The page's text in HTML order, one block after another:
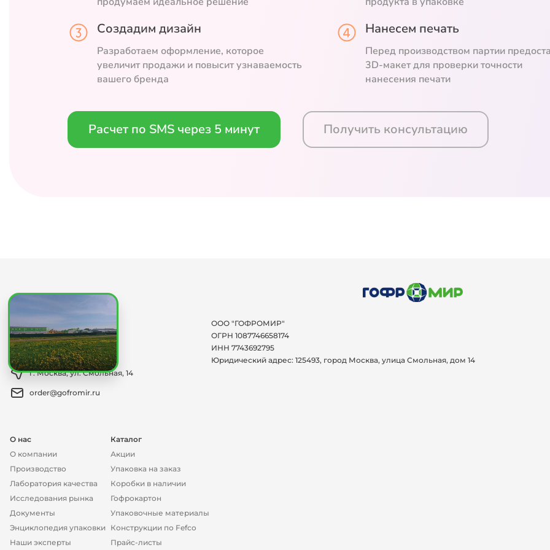
Создадим дизайн
Разработаем оформление, которое
увеличит продажи и повысит узнаваемость
вашего бренда
Нанесем печать
Перед производством партии
3D-макет для проверки точности
нанесения печати
Расчет по SMS через 5 минут Получить консультацию
+7 (495) 150-12-66
Заказать обратный звонок
г. Москва, ул. Смольная, 14
order@gofromir.ru
ООО "ГОФРОМИР"
ОГРН 1087746658174
ИНН 7743692795
Юридический адрес: 125493, город Москва, улица Смольная, дом 14
О нас
О компании
Производство
Лаборатория качества
Исследования рынка
Документы
Энциклопедия упаковки
Наши эксперты
Каталог
Акции
Упаковка на заказ
Коробки в наличии
Гофрокартон
Упаковочные материалы
Конструкции по Fefco
Прайс-листы